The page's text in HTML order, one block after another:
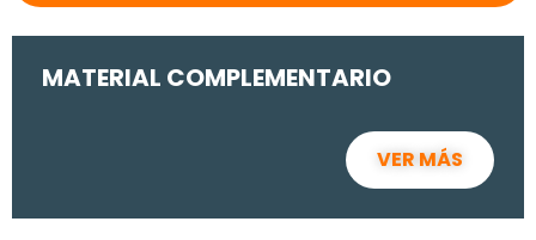
MATERIAL COMPLEMENTARIO
VER MÁS